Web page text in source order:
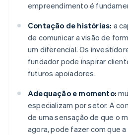
empreendimento é
Contação de histórias: a
de comunicar a visão de
um diferencial. Os
fundador pode inspirar
futuros apoiadores.
Adequação e momento:
especializam por setor. A
de uma sensação de que o
agora, pode fazer com que